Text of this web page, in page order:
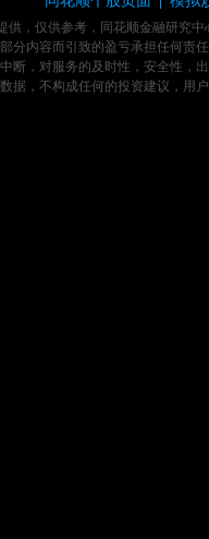
供，仅供参考，同花顺金融研究
分内容而引致的盈亏承担任何
断，对服务的及时性，安全性，
据，不构成任何的投资建议，用